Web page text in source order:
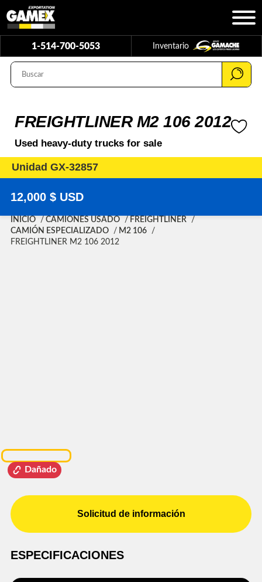
1-514-700-5053 Inventario
FREIGHTLINER M2 106 2012
Used heavy-duty trucks for sale
Unidad GX-32857
12,000 $ USD
INICIO CAMIONES USADO
FREIGHTLINER
CAMIÓN ESPECIALIZADO
M2 106
FREIGHTLINER M2 106 2012
Dañado
Solicitud de información
ESPECIFICACIONES